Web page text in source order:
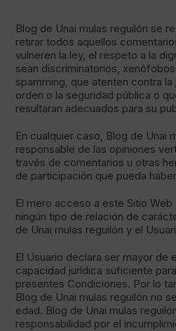
Blog de Unai mulas reguilón se
retirar todos aquellos
vulneren la ley, el respeto a la
sean discriminatorios,
spamming, que atenten contra
orden o la seguridad pública o
resultaran adecuados para su
En cualquier caso, Blog de Unai
responsable de las opiniones
través de comentarios u otras
de participación que pueda
El mero acceso a este Sitio
ningún tipo de relación de
de Unai mulas reguilón y el
El Usuario declara ser mayor de
capacidad jurídica suficiente
presentes Condiciones. Por lo
Blog de Unai mulas reguilón no
edad. Blog de Unai mulas
responsabilidad por el